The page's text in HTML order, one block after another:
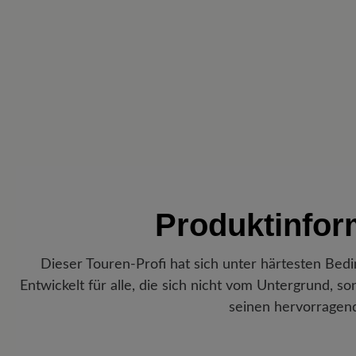
Dieser Touren-Profi hat sich unter härtesten
Entwickelt für alle, die sich nicht vom Untergrund,
seinen